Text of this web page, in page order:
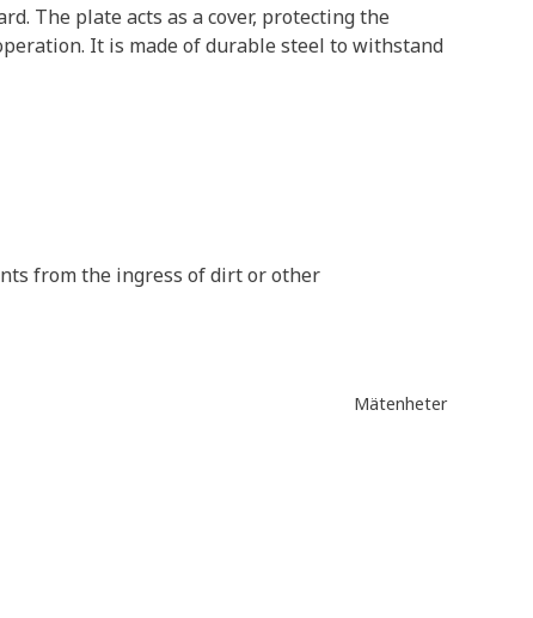
The plate acts as a cover, protecting the
It is made of durable steel to withstand
from the ingress of dirt or other
Mätenheter